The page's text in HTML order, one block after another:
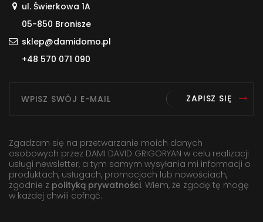
ul. Świerkowa 1A
05-850 Bronisze
sklep@damidomo.pl
+48 570 071 090
ZAPISZ SIĘ
Zgadzam się na przetwarzanie moich danych
osobowych przez DAMI DAVID GRIGORYAN w celu realizacji
usługi newsletter, a tym samym wysyłania mi informacji o
produktach, usługach, promocjach lub nowościach,
zgodnie z polityką prywatności. Wiem, że zgodę tę mogę
w każdej chwili cofnąć.